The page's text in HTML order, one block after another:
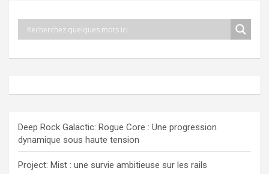
Deep Rock Galactic: Rogue Core : Une progression
dynamique sous haute tension
Project: Mist : une survie ambitieuse sur les rails